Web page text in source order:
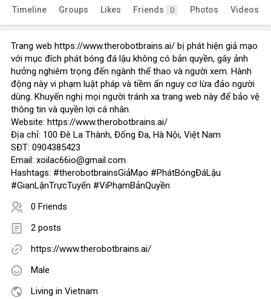
Timeline Groups Likes Friends 0 Photos Videos
Trang web https://www.therobotbrains.ai/ bị phát hiện giả mạo
với mục đích phát bóng đá lậu không có bản quyền, gây ảnh
hưởng nghiêm trọng đến ngành thể thao và người xem. Hành
động này vi phạm luật pháp và tiềm ẩn nguy cơ lừa đảo người
dùng. Khuyến nghị mọi người tránh xa trang web này để bảo vệ
thông tin và quyền lợi cá nhân.
Website: https://www.therobotbrains.ai/
Địa chỉ: 100 Đê La Thành, Đống Đa, Hà Nội, Việt Nam
SĐT: 0904385423
Email: xoilac66io@gmail.com
Hashtags: #therobotbrainsGiảMạo #PhátBóngĐáLậu
#GianLậnTrựcTuyến #ViPhạmBảnQuyền
0 Friends
2 posts
https://www.therobotbrains.ai/
Male
Living in Vietnam